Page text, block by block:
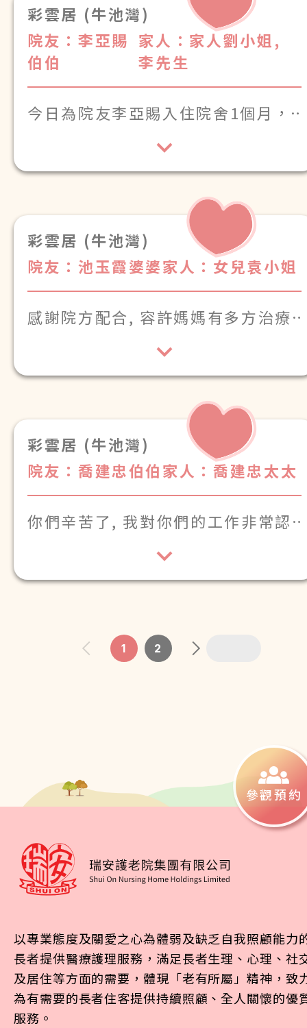
彩雲居 (牛池灣)
院友：李亞賜
伯伯
家人：家人劉小姐,
李先生
今日為院友李亞賜入住院舍1個月，
感謝各位的悉心照顧
彩雲居 (牛池灣)
院友：池玉霞婆婆家人：女兒袁小姐
感謝院方配合, 容許媽媽有多方治療
彩雲居 (牛池灣)
院友：喬建忠伯伯家人：喬建忠太太
你們辛苦了, 我對你們的工作非常認
可, 你們待長者就像待自家人一樣。
1 2
參觀預約
以專業態度及關愛之心為體弱及缺乏自我照顧能力
長者提供醫療護理服務，滿足長者生理、心理、社
及居住等方面的需要，體現「老有所屬」精神，致
為有需要的長者住客提供持續照顧、全人關懷的優
服務。